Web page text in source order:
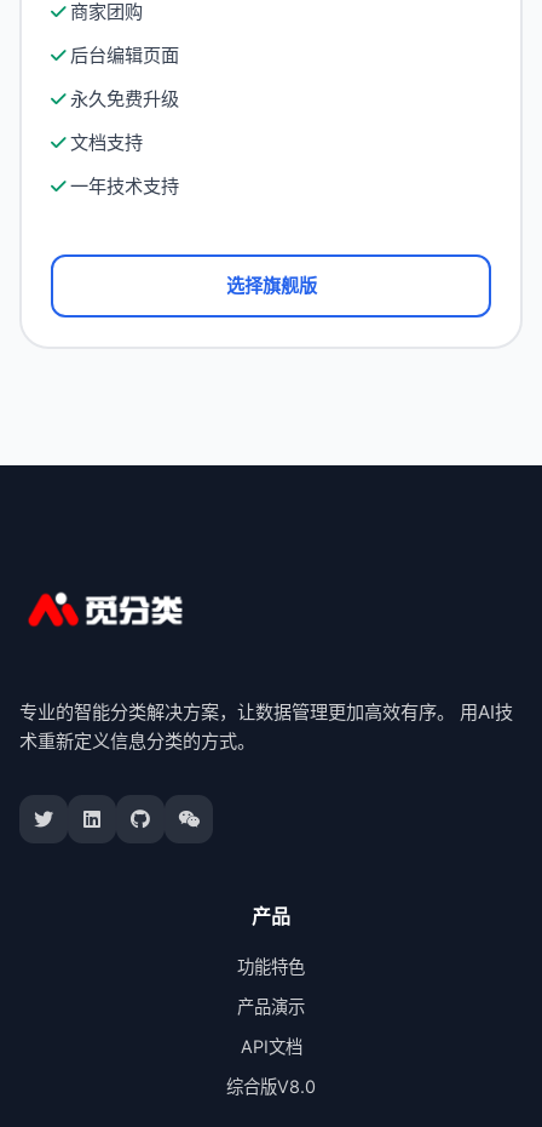
商家团购
后台编辑页面
永久免费升级
文档支持
一年技术支持
选择旗舰版
专业的智能分类解决方案，让数据管理更加高效有序。 用AI技
术重新定义信息分类的方式。
产品
功能特色
产品演示
API文档
综合版V8.0